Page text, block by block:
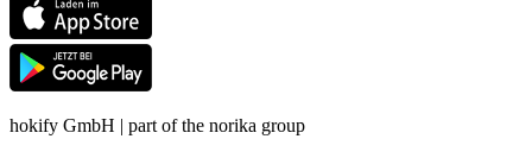
hokify GmbH | part of the norika group